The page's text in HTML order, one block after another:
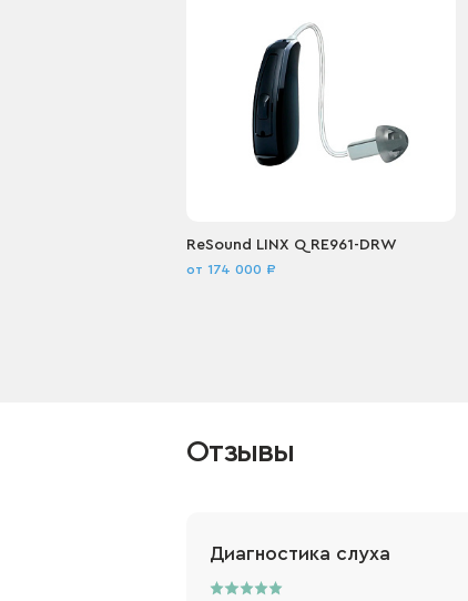
ReSound LINX Q RE961-DRW
от 174 000 ₽
Отзывы
Диагностика слуха